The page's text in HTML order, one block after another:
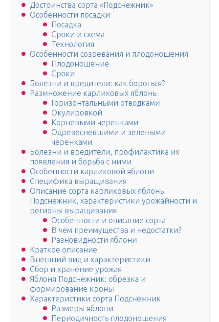
Достоинства сорта «Подснежник»
Особенности посадки
Посадка
Сроки и схема
Технология
Особенности созревания и плодоношения
Плодоношение
Сроки
Болезни и вредители: как бороться?
Размножение карликовых яблонь
Горизонтальными отводками
Окулировкой
Корневыми черенками
Одревесневшими и зелеными
черенками
Болезни и вредители, профилактика их
появления и борьба с ними
Особенности карликовой яблони
Специфика выращивания
Описание сорта карликовых яблонь
Подснежник, характеристики урожайности и
регионы выращивания
Особенности и описание сорта
В чем преимущества и недостатки?
Разновидности яблони
Краткое описание
Внешний вид и характеристики
Сбор и хранение урожая
Яблоня Подснежник: обрезка и
формирование кроны
Характеристики сорта Подснежник
Размеры яблони
Периодичность плодоношения